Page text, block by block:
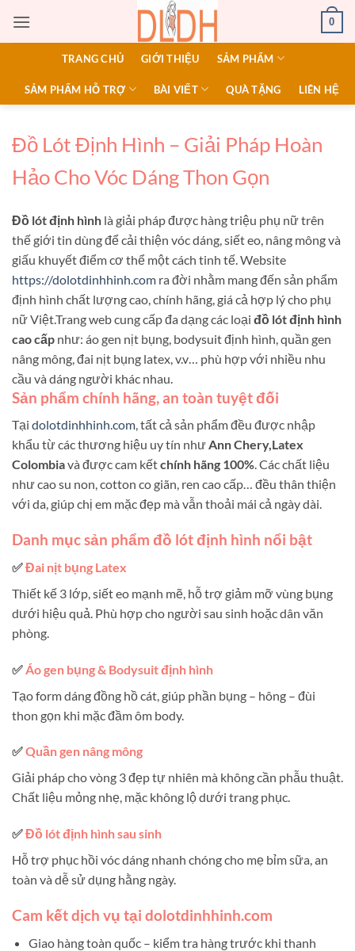
qua
0
TRANG CHỦ GIỚI THIỆU SẢM PHẨM
SẢM PHẨM HỖ TRỢ BÀI VIẾT QUÀ TẶNG LIÊN HỆ
Đồ Lót Định Hình – Giải Pháp Hoàn
Hảo Cho Vóc Dáng Thon Gọn
Đồ lót định hình là giải pháp được hàng triệu phụ nữ trên
thế giới tin dùng để cải thiện vóc dáng, siết eo, nâng mông và
giấu khuyết điểm cơ thể một cách tinh tế. Website
https://dolotdinhhinh.com ra đời nhằm mang đến sản phẩm
định hình chất lượng cao, chính hãng, giá cả hợp lý cho phụ
nữ Việt.Trang web cung cấp đa dạng các loại đồ lót định hình
cao cấp như: áo gen nịt bụng, bodysuit định hình, quần gen
nâng mông, đai nịt bụng latex, v.v… phù hợp với nhiều nhu
cầu và dáng người khác nhau.
Sản phẩm chính hãng, an toàn tuyệt đối
Tại dolotdinhhinh.com, tất cả sản phẩm đều được nhập
khẩu từ các thương hiệu uy tín nhưAnn Chery,Latex
Colombiavà được cam kếtchính hãng 100%. Các chất liệu
như cao su non, cotton co giãn, ren cao cấp… đều thân thiện
với da, giúp chị em mặc đẹp mà vẫn thoải mái cả ngày dài.
Danh mục sản phẩm đồ lót định hình nổi bật
✅Đai nịt bụng Latex
Thiết kế 3 lớp, siết eo mạnh mẽ, hỗ trợ giảm mỡ vùng bụng
dưới hiệu quả. Phù hợp cho người sau sinh hoặc dân văn
phòng.
✅ Áo gen bụng & Bodysuit định hình
Tạo form dáng đồng hồ cát, giúp phần bụng – hông – đùi
thon gọn khi mặc đầm ôm body.
✅Quần gen nâng mông
Giải pháp cho vòng 3 đẹp tự nhiên mà không cần phẫu thuật.
Chất liệu mỏng nhẹ, mặc không lộ dưới trang phục.
✅Đồ lót định hình sau sinh
Hỗ trợ phục hồi vóc dáng nhanh chóng cho mẹ bỉm sữa, an
toàn và dễ sử dụng hằng ngày.
Cam kết dịch vụ tại dolotdinhhinh.com
Giao hàng toàn quốc – kiểm tra hàng trước khi thanh